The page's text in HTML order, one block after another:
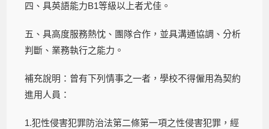
四、具英語能力B1等級以上者尤佳。
五、具高度服務熱忱、團隊合作，並具溝通協調、分析
判斷、業務執行之能力。
補充說明：曾有下列情事之一者，學校不得僱用為契約
進用人員：
1.犯性侵害犯罪防治法第二條第一項之性侵害犯罪，經